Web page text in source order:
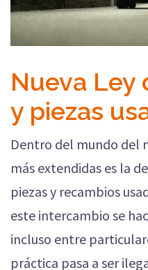
Nueva Ley
y piezas
Dentro del mundo del
más extendidas es la
piezas y recambios
este intercambio se
incluso entre
práctica pasa a ser